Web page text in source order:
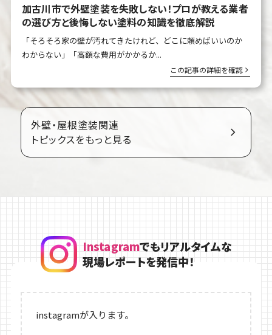
加古川市で外壁塗装を失敗しない！プロが教える業者
の選び方と後悔しない塗料の知識を徹底解説
「そろそろ家の壁が汚れてきたけれど、どこに頼めばいいのか
わからない」「高額な費用がかかるか...
この記事の詳細を確認
外壁・屋根塗装関連
トピックスをもっと見る
Instagramでもリアルタイムな
現場レポートを発信中！
instagramが入ります。